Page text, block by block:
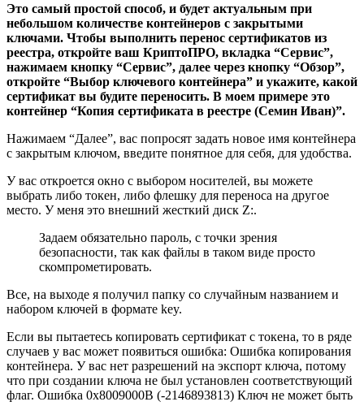
Это самый простой способ, и будет актуальным при
небольшом количестве контейнеров с закрытыми
ключами. Чтобы выполнить перенос сертификатов из
реестра, откройте ваш КриптоПРО, вкладка “Сервис”,
нажимаем кнопку “Сервис”, далее через кнопку “Обзор”,
откройте “Выбор ключевого контейнера” и укажите, какой
сертификат вы будите переносить. В моем примере это
контейнер “Копия сертификата в реестре (Семин Иван)”.
Нажимаем “Далее”, вас попросят задать новое имя контейнера
с закрытым ключом, введите понятное для себя, для удобства.
У вас откроется окно с выбором носителей, вы можете
выбрать либо токен, либо флешку для переноса на другое
место. У меня это внешний жесткий диск Z:.
Задаем обязательно пароль, с точки зрения
безопасности, так как файлы в таком виде просто
скомпрометировать.
Все, на выходе я получил папку со случайным названием и
набором ключей в формате key.
Если вы пытаетесь копировать сертификат с токена, то в ряде
случаев у вас может появиться ошибка: Ошибка копирования
контейнера. У вас нет разрешений на экспорт ключа, потому
что при создании ключа не был установлен соответствующий
флаг. Ошибка 0x8009000B (-2146893813) Ключ не может быть